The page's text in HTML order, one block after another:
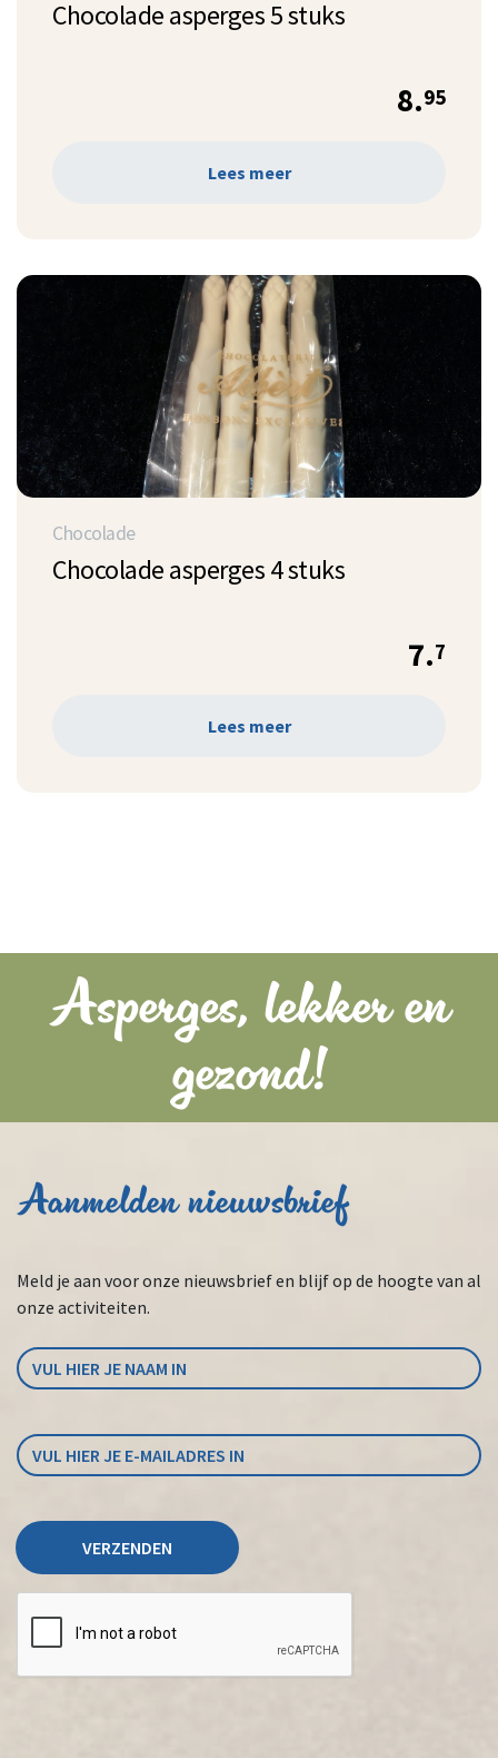
Chocolade asperges 5 stuks
8.95
Lees meer
Chocolade
Chocolade asperges 4 stuks
7.7
Lees meer
Asperges, lekker en
gezond!
Aanmelden nieuwsbrief
Meld je aan voor onze nieuwsbrief en blijf op de hoogte van al
onze activiteiten.